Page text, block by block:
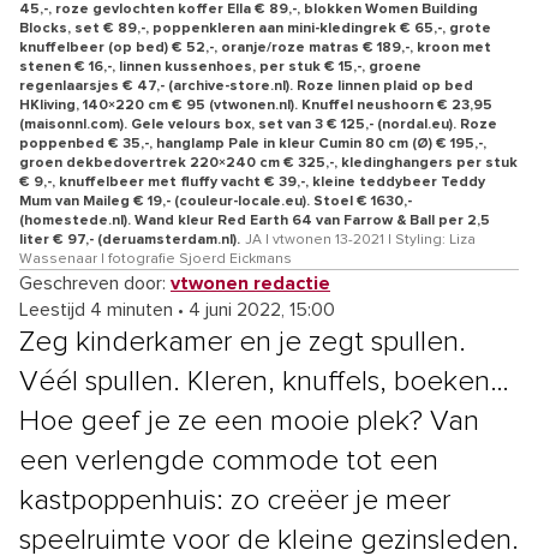
45,-, roze gevlochten koffer Ella € 89,-, blokken Women Building
Blocks, set € 89,-, poppenkleren aan mini-kledingrek € 65,-, grote
knuffelbeer (op bed) € 52,-, oranje/roze matras € 189,-, kroon met
stenen € 16,-, linnen kussenhoes, per stuk € 15,-, groene
regenlaarsjes € 47,- (archive-store.nl). Roze linnen plaid op bed
HKliving, 140×220 cm € 95 (vtwonen.nl). Knuffel neushoorn € 23,95
(maisonnl.com). Gele velours box, set van 3 € 125,- (nordal.eu). Roze
poppenbed € 35,-, hanglamp Pale in kleur Cumin 80 cm (Ø) € 195,-,
groen dekbedovertrek 220×240 cm € 325,-, kledinghangers per stuk
€ 9,-, knuffelbeer met fluffy vacht € 39,-, kleine teddybeer Teddy
Mum van Maileg € 19,- (couleur-locale.eu). Stoel € 1630,-
(homestede.nl). Wand kleur Red Earth 64 van Farrow & Ball per 2,5
liter € 97,- (deruamsterdam.nl). JA | vtwonen 13-2021 | Styling: Liza
Wassenaar | fotografie Sjoerd Eickmans
Geschreven door: vtwonen redactie
Leestijd 4 minuten • 4 juni 2022, 15:00
Zeg kinderkamer en je zegt spullen.
Véél spullen. Kleren, knuffels, boeken…
Hoe geef je ze een mooie plek? Van
een verlengde commode tot een
kastpoppenhuis: zo creëer je meer
speelruimte voor de kleine gezinsleden.